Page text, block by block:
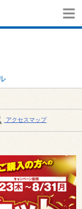
アクセスマップ
まで 営業時間は10:00～
電話も込み合うことが予想さ
(月曜日) から 8月14日(金曜